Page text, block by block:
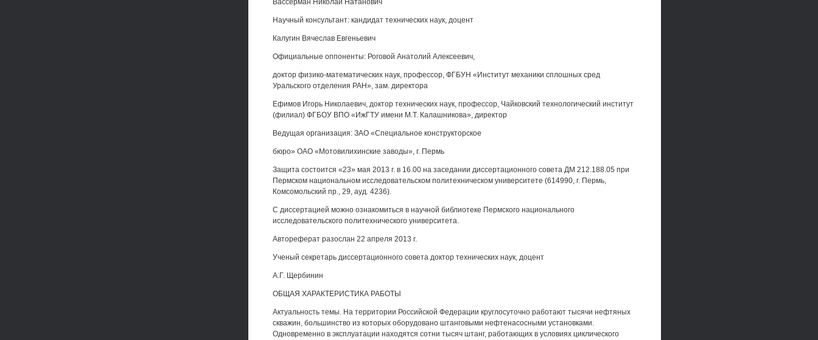
Вассерман Николай Натанович
Научный консультант: кандидат технических наук, доцент
Калугин Вячеслав Евгеньевич
Официальные оппоненты: Роговой Анатолий Алексеевич,
доктор физико-математических наук, профессор, ФГБУН «Институт механики сплошных сред
Уральского отделения РАН», зам. директора
Ефимов Игорь Николаевич, доктор технических наук, профессор, Чайковский технологический институт
(филиал) ФГБОУ ВПО «ИжГТУ имени М.Т. Калашникова», директор
Ведущая организация: ЗАО «Специальное конструкторское
бюро» ОАО «Мотовилихинские заводы», г. Пермь
Защита состоится «23» мая 2013 г. в 16.00 на заседании диссертационного совета ДМ 212.188.05 при
Пермском национальном исследовательском политехническом университете (614990, г. Пермь,
Комсомольский пр., 29, ауд. 4236).
С диссертацией можно ознакомиться в научной библиотеке Пермского национального
исследовательского политехнического университета.
Автореферат разослан 22 апреля 2013 г.
Ученый секретарь диссертационного совета доктор технических наук, доцент
А.Г. Щербинин
ОБЩАЯ ХАРАКТЕРИСТИКА РАБОТЫ
Актуальность темы. На территории Российской Федерации круглосуточно работают тысячи нефтяных
скважин, большинство из которых оборудовано штанговыми нефтенасосными установками.
Одновременно в эксплуатации находятся сотни тысяч штанг, работающих в условиях циклического